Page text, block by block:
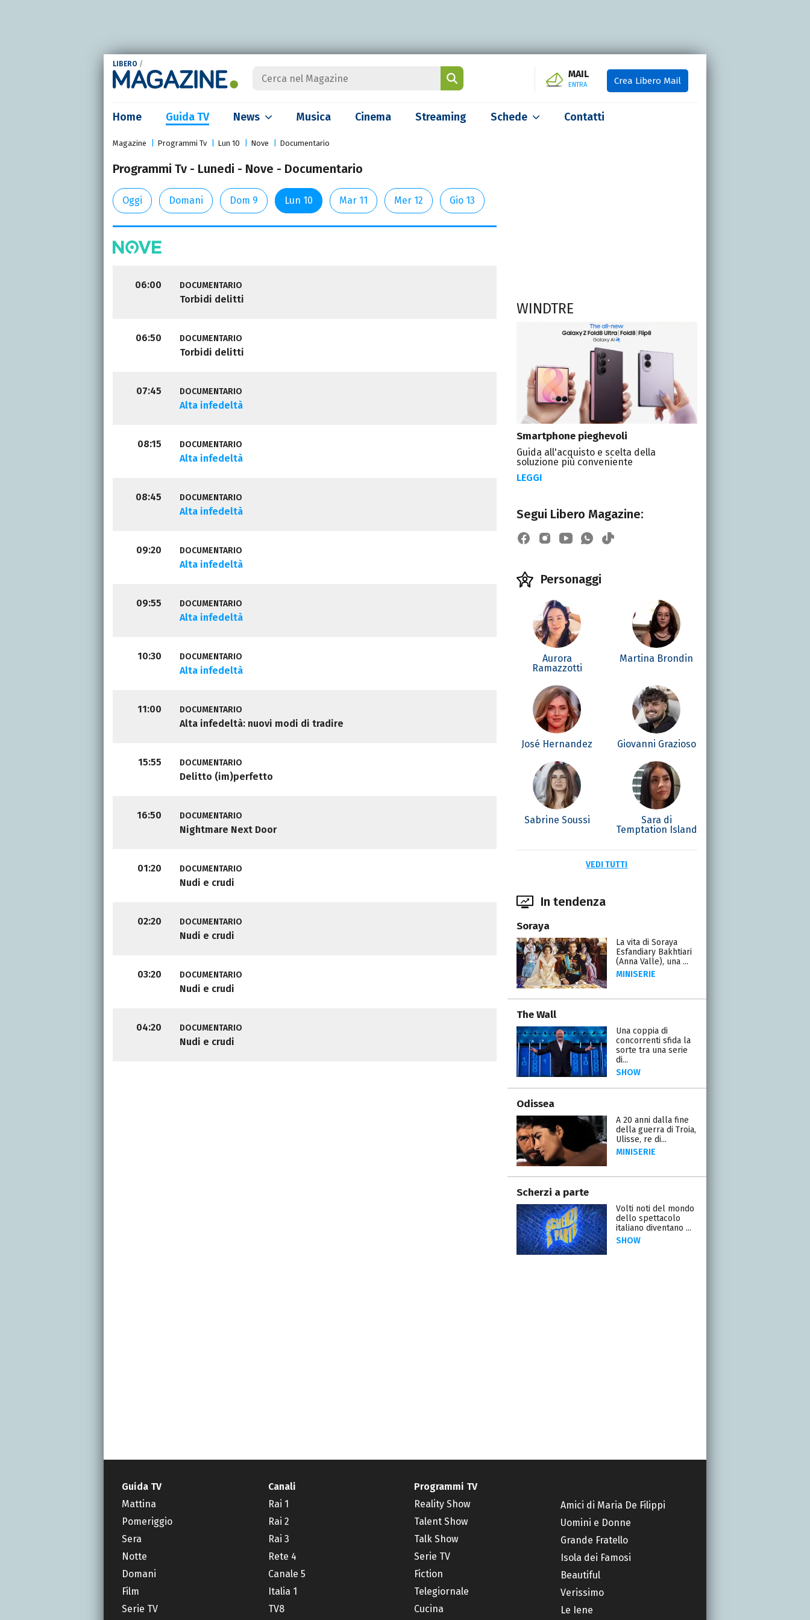
LIBERO /
MAIL
ENTRA Crea Libero Mail
Home Guida TV News Musica Cinema Streaming Schede Contatti
Magazine Programmi Tv Lun 10 Nove Documentario
Programmi Tv - Lunedi - Nove - Documentario
Oggi Domani Dom 9 Lun 10 Mar 11 Mer 12 Gio 13
06:00 DOCUMENTARIO
Torbidi delitti
06:50 DOCUMENTARIO
Torbidi delitti
07:45 DOCUMENTARIO
Alta infedeltà
08:15 DOCUMENTARIO
Alta infedeltà
08:45 DOCUMENTARIO
Alta infedeltà
09:20 DOCUMENTARIO
Alta infedeltà
09:55 DOCUMENTARIO
Alta infedeltà
10:30 DOCUMENTARIO
Alta infedeltà
11:00 DOCUMENTARIO
Alta infedeltà: nuovi modi di tradire
15:55 DOCUMENTARIO
Delitto (im)perfetto
16:50 DOCUMENTARIO
Nightmare Next Door
01:20 DOCUMENTARIO
Nudi e crudi
02:20 DOCUMENTARIO
Nudi e crudi
03:20 DOCUMENTARIO
Nudi e crudi
04:20 DOCUMENTARIO
Nudi e crudi
WINDTRE
Smartphone pieghevoli
Guida all'acquisto e scelta della
soluzione più conveniente
LEGGI
Segui Libero Magazine:
Personaggi
Aurora
Ramazzotti
Martina Brondin
José Hernandez Giovanni Grazioso
Sabrine Soussi
Sara di
Temptation Island
VEDI TUTTI
In tendenza
Soraya
La vita di Soraya
Esfandiary Bakhtiari
(Anna Valle), una ...
MINISERIE
The Wall
Una coppia di
concorrenti sfida la
sorte tra una serie
di...
SHOW
Odissea
A 20 anni dalla fine
della guerra di Troia,
Ulisse, re di...
MINISERIE
Scherzi a parte
Volti noti del mondo
dello spettacolo
italiano diventano ...
SHOW
Guida TV
Mattina
Pomeriggio
Sera
Notte
Domani
Film
Serie TV
Canali
Rai 1
Rai 2
Rai 3
Rete 4
Canale 5
Italia 1
TV8
Programmi TV
Reality Show
Talent Show
Talk Show
Serie TV
Fiction
Telegiornale
Cucina
Amici di Maria De Filippi
Uomini e Donne
Grande Fratello
Isola dei Famosi
Beautiful
Verissimo
Le Iene